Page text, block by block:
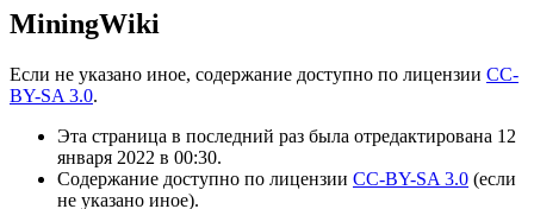
MiningWiki
Если не указано иное, содержание доступно по лицензии CC-
BY-SA 3.0.
Эта страница в последний раз была отредактирована 12
января 2022 в 00:30.
Содержание доступно по лицензии CC-BY-SA 3.0 (если
не указано иное).